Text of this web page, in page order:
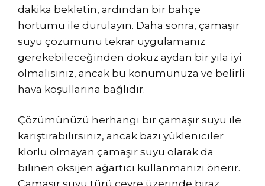
dakika bekletin, ardından bir bahçe
hortumu ile durulayın. Daha sonra, çamaşır
suyu çözümünü tekrar uygulamanız
gerekebileceğinden dokuz aydan bir yıla iyi
olmalısınız, ancak bu konumunuza ve belirli
hava koşullarına bağlıdır.
Çözümünüzü herhangi bir çamaşır suyu ile
karıştırabilirsiniz, ancak bazı yükleniciler
klorlu olmayan çamaşır suyu olarak da
bilinen oksijen ağartıcı kullanmanızı önerir.